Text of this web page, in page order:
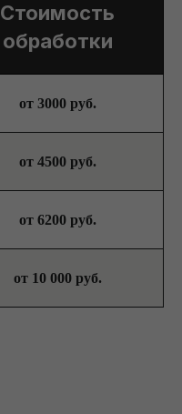
Стоимость
обработки
от 3000 руб.
от 4500 руб.
от 6200 руб.
от 10 000 руб.